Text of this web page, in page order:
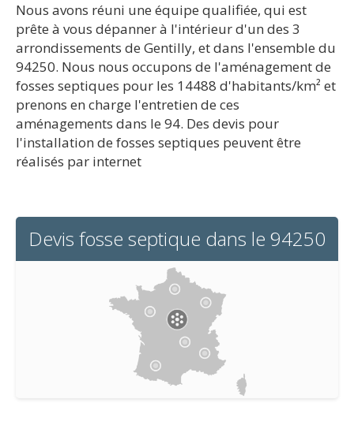
Nous avons réuni une équipe qualifiée, qui est
prête à vous dépanner à l'intérieur d'un des 3
arrondissements de Gentilly, et dans l'ensemble du
94250. Nous nous occupons de l'aménagement de
fosses septiques pour les 14488 d'habitants/km² et
prenons en charge l'entretien de ces
aménagements dans le 94. Des devis pour
l'installation de fosses septiques peuvent être
réalisés par internet
Devis fosse septique dans le 94250